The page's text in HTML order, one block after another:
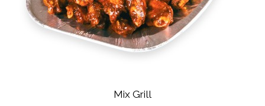
Mix Grill